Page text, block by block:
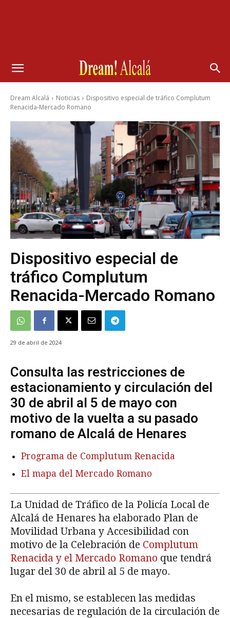
Dream Alcalá Noticias
Dispositivo especial de tráfico Complutum
Renacida-Mercado Romano
Dispositivo especial de
tráfico Complutum
Renacida-Mercado Romano
29 de abril de 2024
Consulta las restricciones de
estacionamiento y circulación del
30 de abril al 5 de mayo con
motivo de la vuelta a su pasado
romano de Alcalá de Henares
Programa de Complutum Renacida
El mapa del Mercado Romano
La Unidad de Tráfico de la Policía Local de
Alcalá de Henares ha elaborado Plan de
Movilidad Urbana y Accesibilidad con
motivo de la Celebración de Complutum
Renacida y el Mercado Romano que tendrá
lugar del 30 de abril al 5 de mayo.
En el mismo, se establecen las medidas
necesarias de regulación de la circulación de